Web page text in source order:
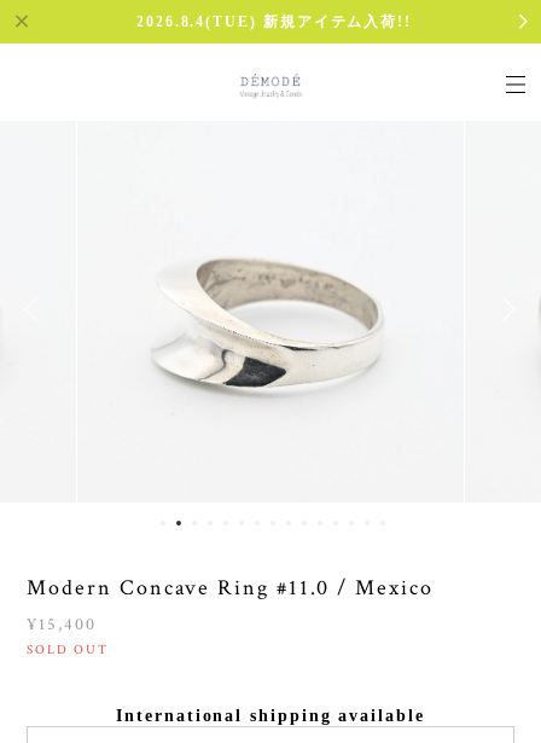
2026.8.4(TUE) 新規アイテム入荷!!
Modern Concave Ring #11.0 / Mexico
¥15,400
SOLD OUT
International shipping available